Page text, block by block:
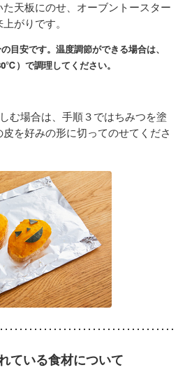
天板にのせ、オーブントースター
がりです。
目安です。温度調節ができる場合は、
）で調理してください。
む場合は、手順３ではちみつを塗
を好みの形に切ってのせてくださ
ている食材について